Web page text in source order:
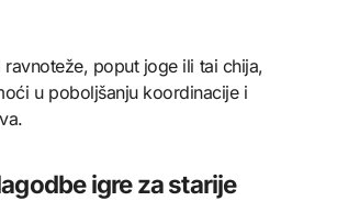
poput joge ili tai chija,
u poboljšanju koordinacije i
igre za starije